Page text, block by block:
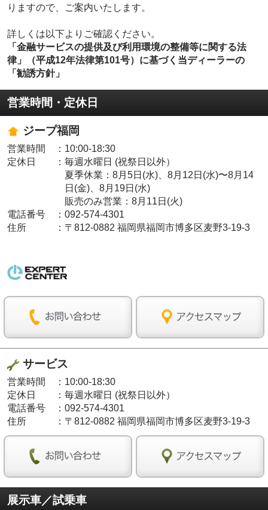
りますので、ご案内いたします。
詳しくは以下よりご確認ください。
「金融サービスの提供及び利用環境の整備等に関する法
律」（平成12年法律第101号）に基づく当ディーラーの
「勧誘方針」
営業時間・定休日
ジープ福岡
営業時間 ： 10:00-18:30
定休日
： 毎週水曜日 (祝祭日以外）
夏季休業：8月5日(水)、8月12日(水)〜8月14
日(金)、8月19日(水)
販売のみ営業：8月11日(火)
電話番号
： 092-574-4301
住所
： 〒812-0882 福岡県福岡市博多区麦野3-19-3
サービス
営業時間 ： 10:00-18:30
定休日
： 毎週水曜日 (祝祭日以外）
電話番号
： 092-574-4301
住所
： 〒812-0882 福岡県福岡市博多区麦野3-19-3
展示車／試乗車